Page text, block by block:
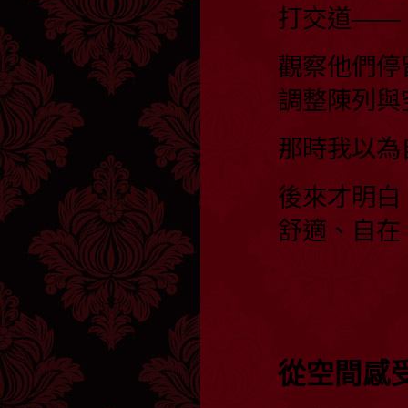
打交道——
觀察他們
調整陳列
那時我以
後來才明
舒適、自
從空間感